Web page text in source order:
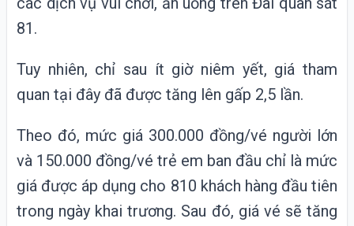
81.
Tuy nhiên, chỉ sau ít giờ niêm yết, giá tham
quan tại đây đã được tăng lên gấp 2,5 lần.
Theo đó, mức giá 300.000 đồng/vé người lớn
và 150.000 đồng/vé trẻ em ban đầu chỉ là mức
giá được áp dụng cho 810 khách hàng đầu tiên
trong ngày khai trương. Sau đó, giá vé sẽ tăng